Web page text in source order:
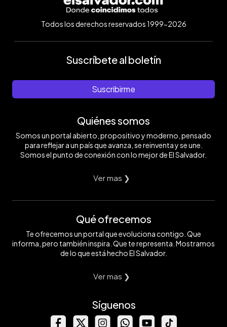
Todos los derechos reservados 1999-2026
Suscríbete al boletín
Suscribirme
Quiénes somos
Somos un portal abierto, propositivo y moderno, pensado
para reflejar a un país que avanza, se reinventa y se une.
Somos el punto de conexión con lo mejor de El Salvador.
Ver mas ❯
Qué ofrecemos
Te ofrecemos un portal que evoluciona contigo. Que
informa, pero también inspira. Que te representa. Mostramos
de lo que está hecho El Salvador.
Ver mas ❯
Síguenos